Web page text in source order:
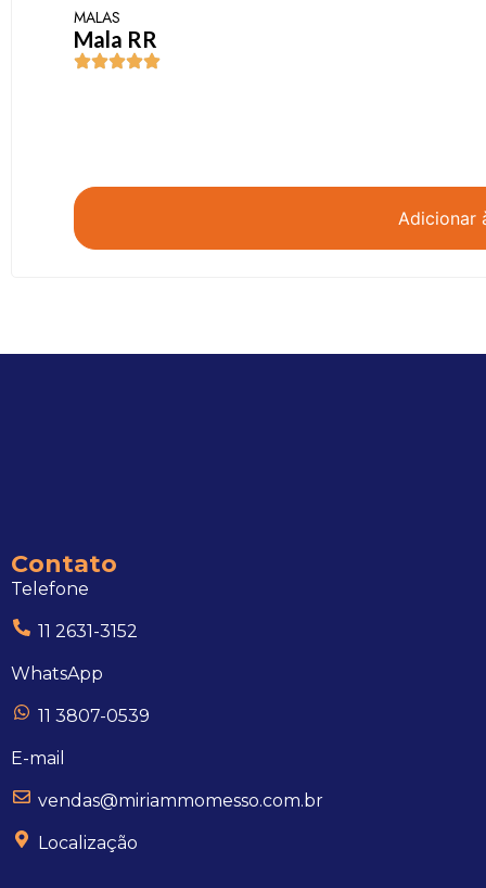
MALAS
Mala RR
Adicionar
Contato
Telefone
11 2631-3152
WhatsApp
11 3807-0539
E-mail
vendas@miriammomesso.com.br
Localização